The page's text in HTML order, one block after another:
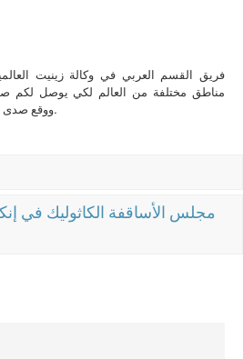
فريق القسم العربي في وكالة زينيت
مناطق مختلفة من العالم لكي يوصل لكم
ووقع صدى الإنجيل الحي.
مجلس الأساقفة الكاثوليك في